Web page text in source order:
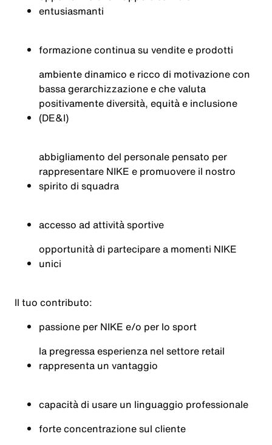
entusiasmanti
formazione continua su vendite e prodotti
ambiente dinamico e ricco di motivazione con
bassa gerarchizzazione e che valuta
positivamente diversità, equità e inclusione
(DE&I)
abbigliamento del personale pensato per
rappresentare NIKE e promuovere il nostro
spirito di squadra
accesso ad attività sportive
opportunità di partecipare a momenti NIKE
unici
Il tuo contributo:
passione per NIKE e/o per lo sport
la pregressa esperienza nel settore retail
rappresenta un vantaggio
capacità di usare un linguaggio professionale
forte concentrazione sul cliente